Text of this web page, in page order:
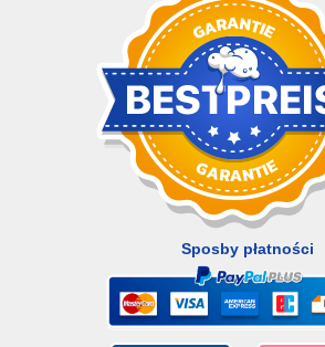
Sposby płatności